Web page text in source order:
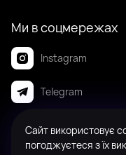
Ми в соцмережах
Instagram
Telegram
© 2008-2026 Badanga.
Сайт використовує
погоджуєтеся з їх